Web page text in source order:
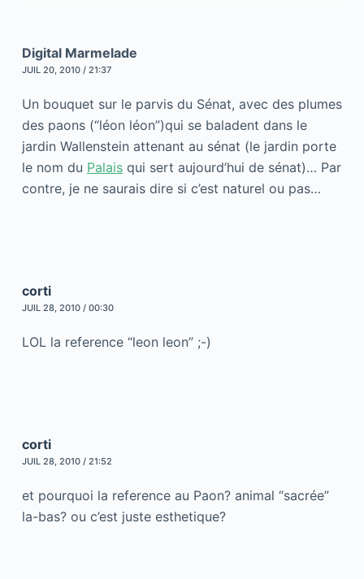
Digital Marmelade
JUIL 20, 2010 / 21:37
Un bouquet sur le parvis du Sénat, avec des plumes
des paons (“léon léon”)qui se baladent dans le
jardin Wallenstein attenant au sénat (le jardin porte
le nom du Palaisqui sert aujourd’hui de sénat)… Par
contre, je ne saurais dire si c’est naturel ou pas…
corti
JUIL 28, 2010 / 00:30
LOL la reference “leon leon” ;-)
corti
JUIL 28, 2010 / 21:52
et pourquoi la reference au Paon? animal “sacrée”
la-bas? ou c’est juste esthetique?